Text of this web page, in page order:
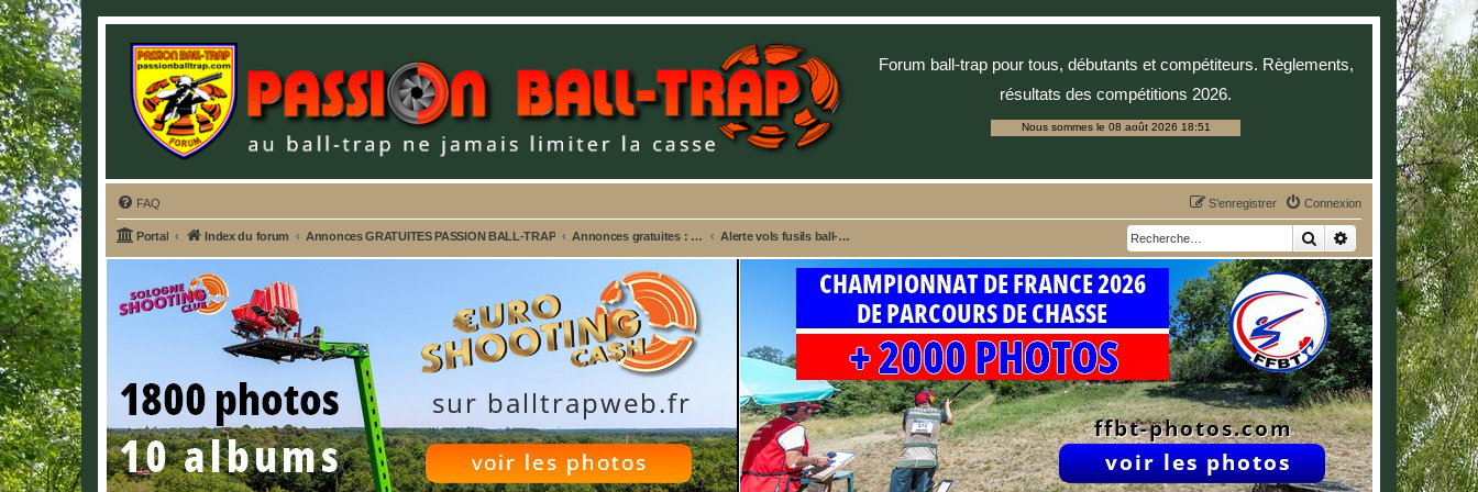
Forum ball-trap pour tous, débutants et compétiteurs. Règlements,
résultats des compétitions 2026.
Nous sommes le 08 août 2026 18:51
FAQ Connexion
S’enregistrer
Portal Index du forum Annonces GRATUITES PASSION BALL-TRAP Annonces gratuites : Ventes - Recherches - Alertes vols Alerte vols fusils ball-trap, fusils de chasse ... RechercherRecherche avancée